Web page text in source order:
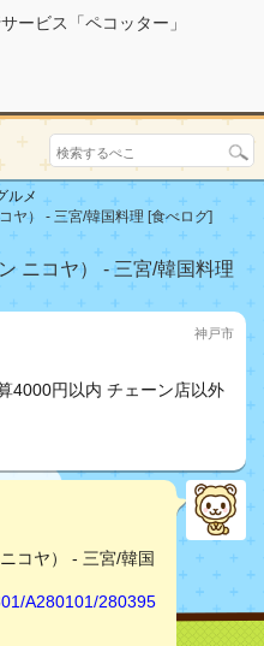
ービス「ペコッター」
ルメ
） - 三宮/韓国料理 [食べログ]
ニコヤ） - 三宮/韓国料理
神戸市
4000円以内 チェーン店以外
コヤ） - 三宮/韓国
A280101/280395